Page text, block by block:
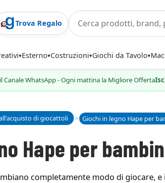
Esterno Costruzioni Giochi da Tavolo
Trova Regalo
Canale WhatsApp - Ogni mattina la Migliore Offerta
di giocattoli > Giochi in legno Hape per
Hape per
completamente modo di giocare,